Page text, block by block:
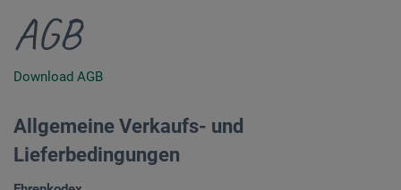
AGB
Download AGB
Allgemeine Verkaufs- und
Lieferbedingungen